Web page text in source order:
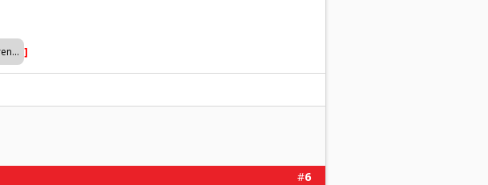
]
#6